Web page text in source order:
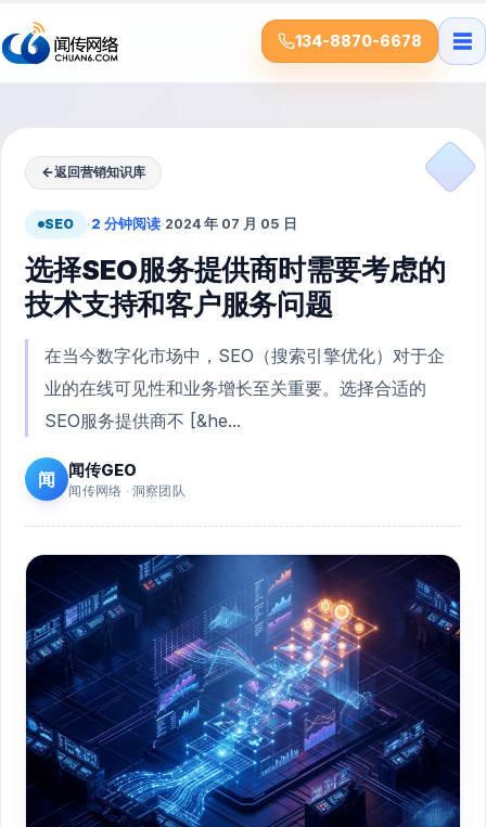
134-8870-6678 ☰
←返回营销知识库
SEO ·2 分钟阅读·2024 年 07 月 05 日
选择SEO服务提供商时需要考虑的
技术支持和客户服务问题
在当今数字化市场中，SEO（搜索引擎优化）对于企
业的在线可见性和业务增长至关重要。选择合适的
SEO服务提供商不 [&he...
闻 闻传GEO
闻传网络 · 洞察团队